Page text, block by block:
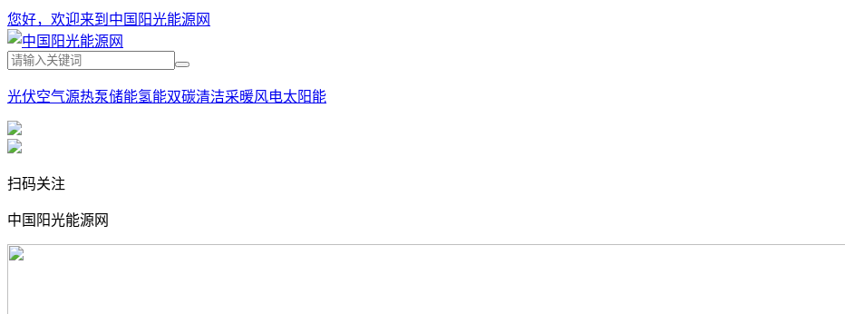
您好，欢迎来到中国阳光能源网
光伏空气源热泵储能氢能双碳清洁采暖风电太阳能
扫码关注
中国阳光能源网